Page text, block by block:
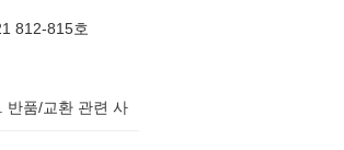
812-815호
반품/교환 관련 사